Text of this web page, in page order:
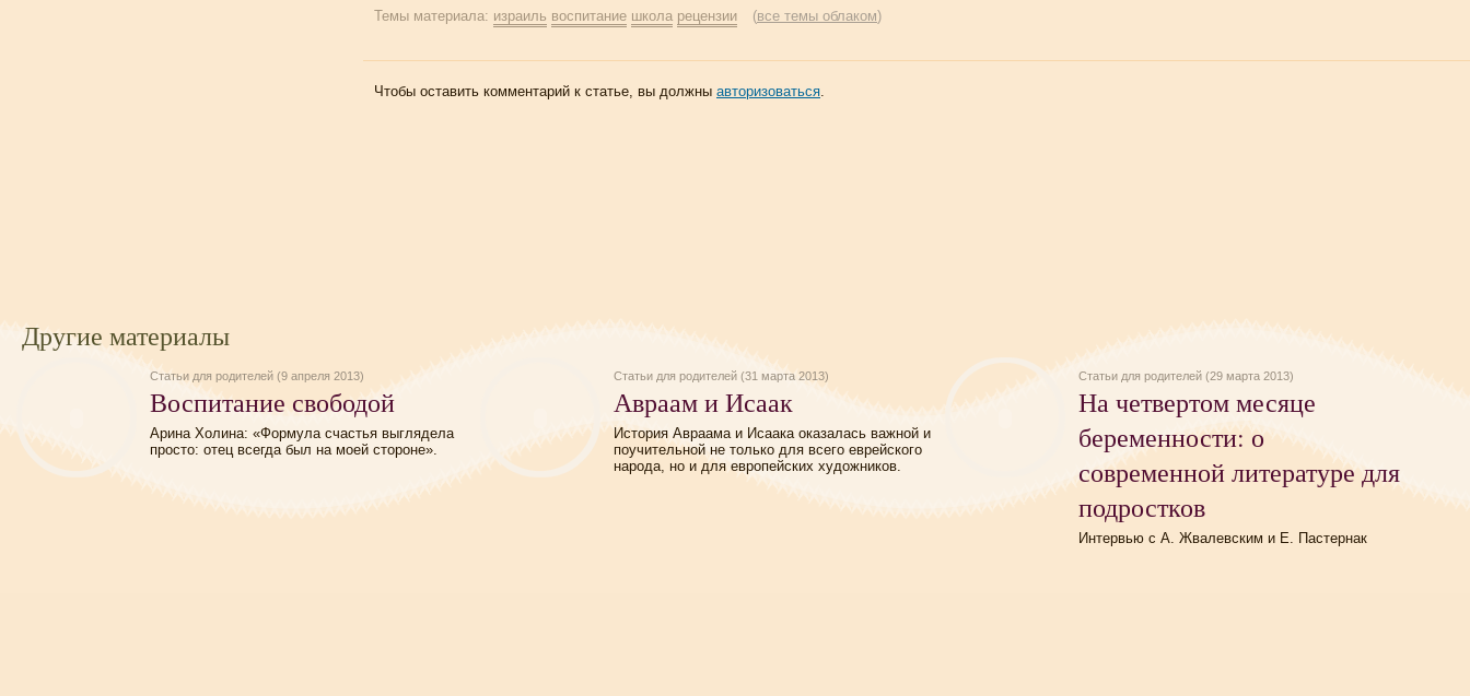
Темы материала: израиль воспитание школа рецензии (все темы облаком)
Чтобы оставить комментарий к статье, вы должны авторизоваться.
Другие материалы
Статьи для родителей (9 апреля 2013)
Воспитание свободой
Арина Холина: «Формула счастья выглядела
просто: отец всегда был на моей стороне».
Статьи для родителей (31 марта 2013)
Авраам и Исаак
История Авраама и Исаака оказалась важной и
поучительной не только для всего еврейского
народа, но и для европейских художников.
Статьи для родителей (29 марта 2013)
На четвертом месяце
беременности: о
современной литературе для
подростков
Интервью с А. Жвалевским и Е. Пастернак